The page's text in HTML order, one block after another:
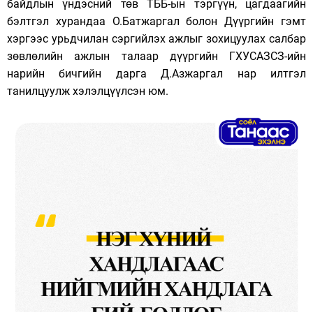
байдлын үндэсний төв ТББ-ын тэргүүн, цагдаагийн
бэлтгэл хурандаа О.Батжаргал болон Дүүргийн гэмт
хэргээс урьдчилан сэргийлэх ажлыг зохицуулах салбар
зөвлөлийн ажлын талаар дүүргийн ГХУСАЗСЗ-ийн
нарийн бичгийн дарга Д.Азжаргал нар илтгэл
танилцуулж хэлэлцүүлсэн юм.